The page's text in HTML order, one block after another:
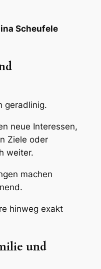
Scheufele
geradlinig.
neue Interessen,
Ziele oder
weiter.
machen
hinweg exakt
und